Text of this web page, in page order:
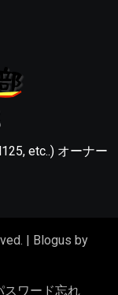
etc..) オーナー
Blogus by
スワード忘れ